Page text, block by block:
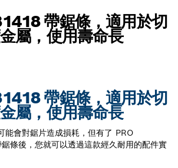
帶鋸條，適用於切
屬，使用壽命長
帶鋸條，適用於切
屬，使用壽命長
能會對鋸片造成損耗，但有了 PRO
條後，您就可以透過這款經久耐用的配件實